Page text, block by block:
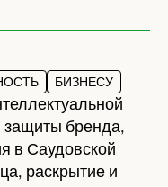
БИЗНЕСУ
защиты бренда,
в Саудовской
раскрытие и